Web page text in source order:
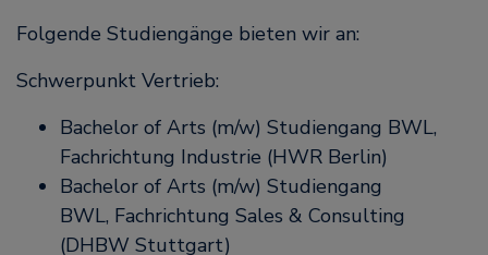
Folgende Studiengänge bieten wir an:
Schwerpunkt Vertrieb:
Bachelor of Arts (m/w) Studiengang BWL,
Fachrichtung Industrie (HWR Berlin)
Bachelor of Arts (m/w) Studiengang
BWL, Fachrichtung Sales & Consulting
(DHBW Stuttgart)